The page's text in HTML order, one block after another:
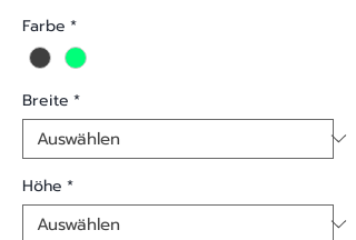
Farbe *
Breite *
Höhe *